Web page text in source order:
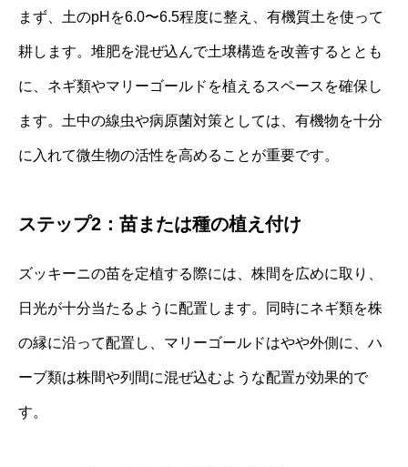
まず、土のpHを6.0〜6.5程度に整え、有機質土を使って
耕します。堆肥を混ぜ込んで土壌構造を改善するととも
に、ネギ類やマリーゴールドを植えるスペースを確保し
ます。土中の線虫や病原菌対策としては、有機物を十分
に入れて微生物の活性を高めることが重要です。
ステップ2：苗または種の植え付け
ズッキーニの苗を定植する際には、株間を広めに取り、
日光が十分当たるように配置します。同時にネギ類を株
の縁に沿って配置し、マリーゴールドはやや外側に、ハ
ーブ類は株間や列間に混ぜ込むような配置が効果的で
す。